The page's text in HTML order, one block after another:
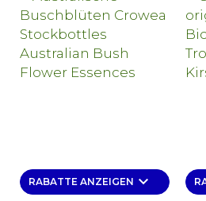
RABATTE ANZEIGEN keyboard_arrow_down